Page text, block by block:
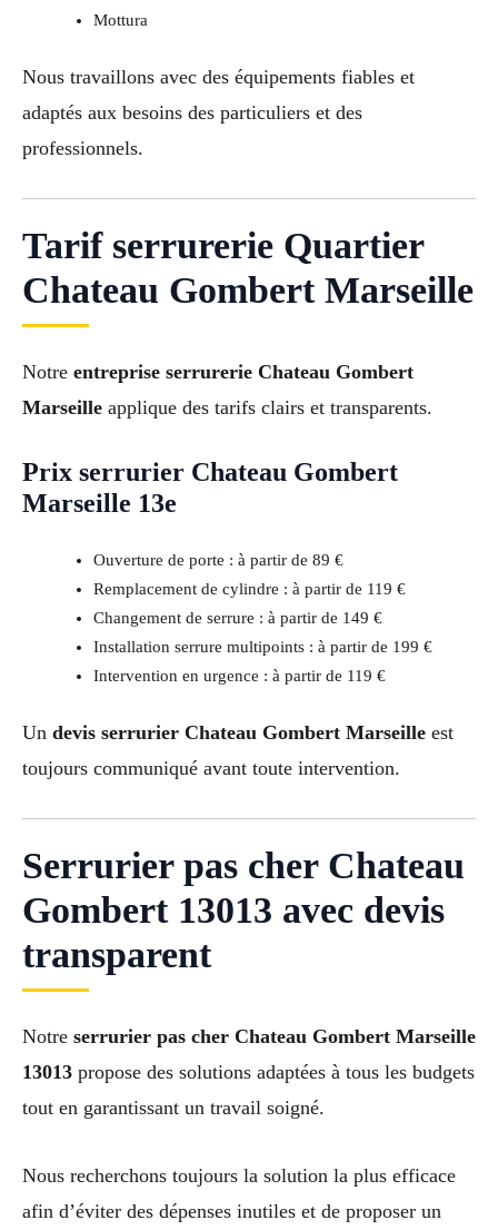
Mottura
Nous travaillons avec des équipements fiables et
adaptés aux besoins des particuliers et des
professionnels.
Tarif serrurerie Quartier
Chateau Gombert Marseille
Notre entreprise serrurerie Chateau Gombert
Marseille applique des tarifs clairs et transparents.
Prix serrurier Chateau Gombert
Marseille 13e
Ouverture de porte : à partir de 89 €
Remplacement de cylindre : à partir de 119 €
Changement de serrure : à partir de 149 €
Installation serrure multipoints : à partir de 199 €
Intervention en urgence : à partir de 119 €
Un devis serrurier Chateau Gombert Marseille est
toujours communiqué avant toute intervention.
Serrurier pas cher Chateau
Gombert 13013 avec devis
transparent
Notre serrurier pas cher Chateau Gombert Marseille
13013 propose des solutions adaptées à tous les budgets
tout en garantissant un travail soigné.
Nous recherchons toujours la solution la plus efficace
afin d’éviter des dépenses inutiles et de proposer un